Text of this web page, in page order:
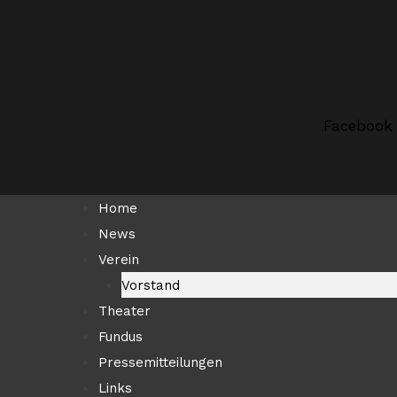
Facebook
Home
News
Verein
Vorstand
Theater
Fundus
Pressemitteilungen
Links